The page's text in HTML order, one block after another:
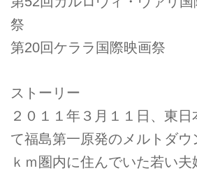
祭
第20回ケララ国際映画祭
ストーリー
２０１１年３月１１日、東日
て福島第一原発のメルトダウ
ｋｍ圏内に住んでいた若い